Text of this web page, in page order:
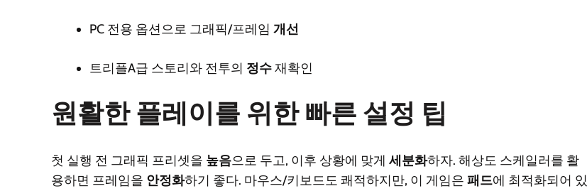
PC 전용 옵션으로 그래픽/프레임 개선
트리플A급 스토리와 전투의 정수재확인
원활한 플레이를 위한 빠른 설정 팁
첫 실행 전 그래픽 프리셋을 높음으로 두고, 이후 상황에 맞게 세분화하자. 해상도 스케일러를 활
용하면 프레임을 안정화하기 좋다. 마우스/키보드도 쾌적하지만, 이 게임은 패드에 최적화되어 있